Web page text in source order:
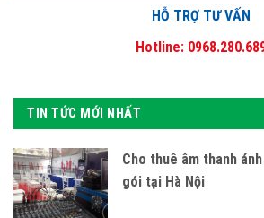
HỖ TRỢ TƯ VẤN
Hotline:
TIN TỨC MỚI NHẤT
Cho thuê âm thanh
gói tại Hà Nội